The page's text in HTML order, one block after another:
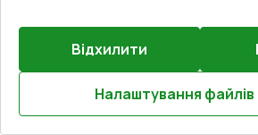
Розрахуй
Детальніше /
Поріг 16mm (ALU LIGHT A)
Докладніше
Відхилити
Налаштування